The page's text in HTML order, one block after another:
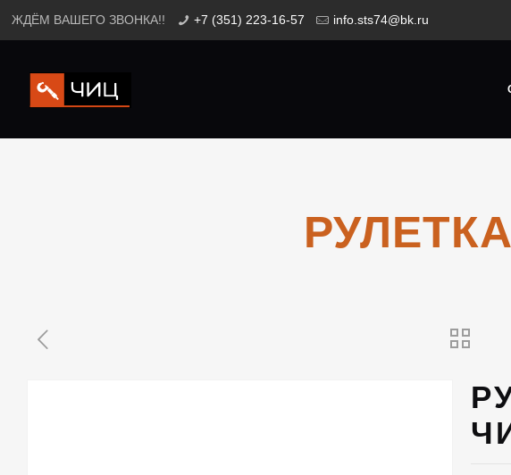
ЖДЁМ ВАШЕГО ЗВОНКА!! +7 (351) 223-16-57 info.sts74@bk.ru